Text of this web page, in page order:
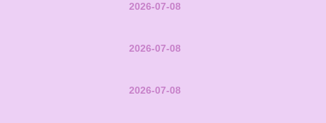
2026-07-08
2026-07-08
2026-07-08